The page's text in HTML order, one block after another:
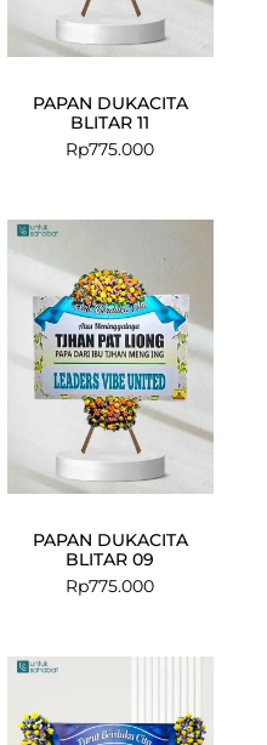
PAPAN DUKACITA
BLITAR 11
Rp775.000
PAPAN DUKACITA
BLITAR 09
Rp775.000